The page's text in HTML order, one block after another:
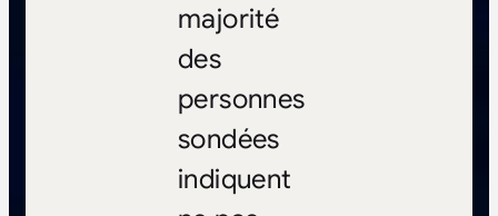
majorité
des
personnes
sondées
indiquent